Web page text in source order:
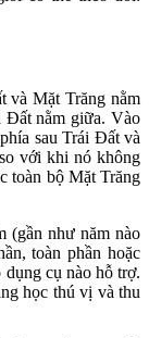
và Mặt Trăng nằm
Đất nằm giữa. Vào
sau Trái Đất và
với khi nó không
toàn bộ Mặt Trăng
(gần như năm nào
toàn phần hoặc
cụ nào hỗ trợ.
học thú vị và thu